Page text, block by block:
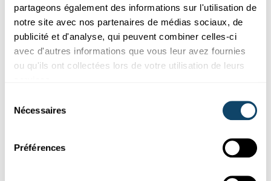
partageons également des informations sur l'utilisation de
notre site avec nos partenaires de médias sociaux, de
publicité et d'analyse, qui peuvent combiner celles-ci
avec d'autres informations que vous leur avez fournies
ou qu'ils ont collectées lors de votre utilisation de leurs
Nécessaires
Préférences
NUISIBLES